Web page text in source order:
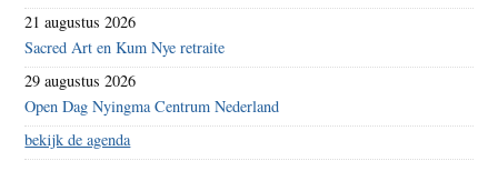
21 augustus 2026
Sacred Art en Kum Nye retraite
29 augustus 2026
Open Dag Nyingma Centrum Nederland
bekijk de agenda